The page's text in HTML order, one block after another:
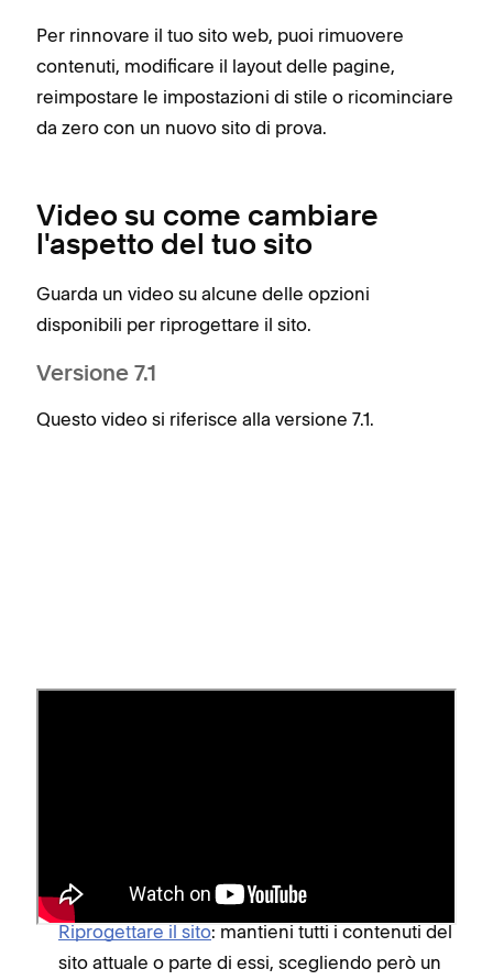
Per rinnovare il tuo sito web, puoi rimuovere
contenuti, modificare il layout delle pagine,
reimpostare le impostazioni di stile o ricominciare
da zero con un nuovo sito di prova.
Video su come cambiare
l'aspetto del tuo sito
Guarda un video su alcune delle opzioni
disponibili per riprogettare il sito.
Versione 7.1
Questo video si riferisce alla versione 7.1.
o allo stile vuoi mantenere:
Riprogettare il sito: mantieni tutti i contenuti del
sito attuale o parte di essi, scegliendo però un